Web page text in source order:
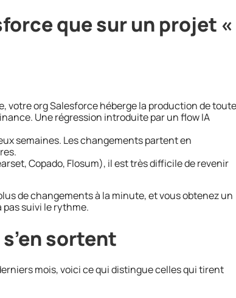
que sur un projet «
votre org Salesforce héberge la production de
Une régression introduite par un flow IA
semaines. Les changements partent en
Copado, Flosum), il est très difficile de revenir
de changements à la minute, et vous obtenez un
suivi le rythme.
sortent
mois, voici ce qui distingue celles qui tirent